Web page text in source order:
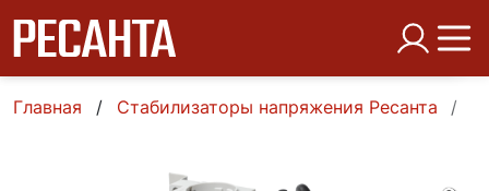
Главная Стабилизаторы напряжения Ресанта